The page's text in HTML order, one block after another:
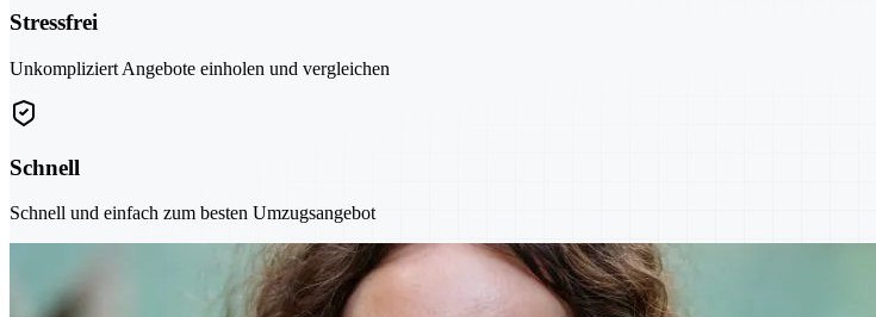
Stressfrei
Unkompliziert Angebote einholen und vergleichen
Schnell
Schnell und einfach zum besten Umzugsangebot